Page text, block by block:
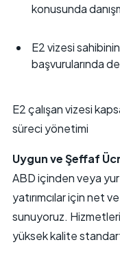
konusunda
E2 vizesi
başvurularında
E2 çalışan vizesi
süreci yönetimi
Uygun ve Şeffaf
ABD içinden veya
yatırımcılar için net
sunuyoruz.
yüksek kalite